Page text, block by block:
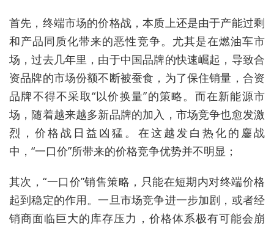
首先，终端市场的价格战，本质上还是由于产能过剩
和产品同质化带来的恶性竞争。尤其是在燃油车市
场，过去几年里，由于中国品牌的快速崛起，导致合
资品牌的市场份额不断被蚕食，为了保住销量，合资
品牌不得不采取“以价换量”的策略。而在新能源市
场，随着越来越多新品牌的加入，市场竞争也愈发激
烈，价格战日益凶猛。在这越发白热化的鏖战
中，“一口价”所带来的价格竞争优势并不明显；
其次，“一口价”销售策略，只能在短期内对终端价格
起到稳定的作用。一旦市场竞争进一步加剧，或者经
销商面临巨大的库存压力，价格体系极有可能会崩